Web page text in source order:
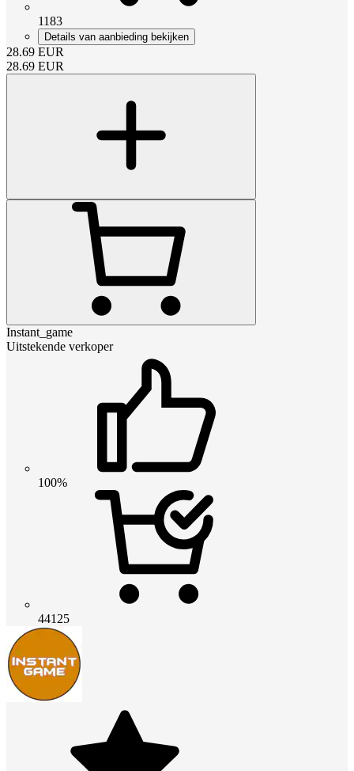
1183
Details van aanbieding bekijken
28.69 EUR
28.69 EUR
Instant_game
Uitstekende verkoper
100%
44125